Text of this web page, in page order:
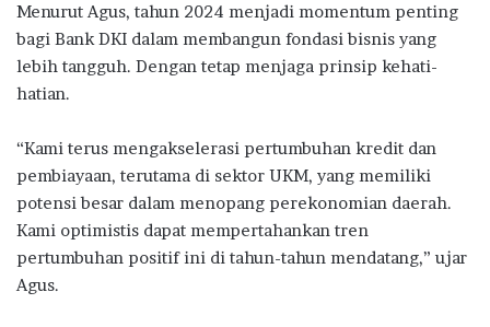
Menurut Agus, tahun 2024 menjadi momentum penting
bagi Bank DKI dalam membangun fondasi bisnis yang
lebih tangguh. Dengan tetap menjaga prinsip kehati-
hatian.
“Kami terus mengakselerasi pertumbuhan kredit dan
pembiayaan, terutama di sektor UKM, yang memiliki
potensi besar dalam menopang perekonomian daerah.
Kami optimistis dapat mempertahankan tren
pertumbuhan positif ini di tahun-tahun mendatang,” ujar
Agus.